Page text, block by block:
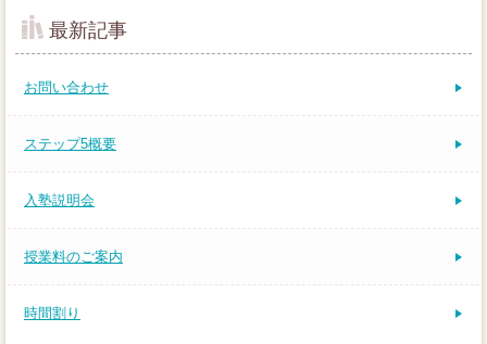
最新記事
お問い合わせ
ステップ5概要
入塾説明会
授業料のご案内
時間割り